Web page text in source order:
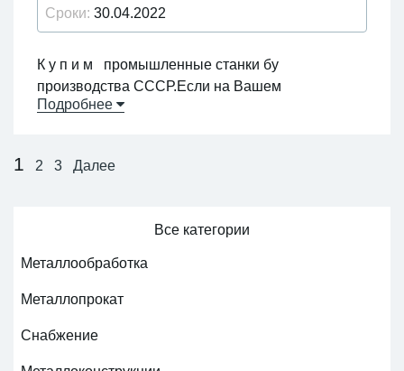
Сроки: 30.04.2022
К у п и м промышленные станки бу
производства СССР.Если на Вашем
предприятии имеется металлообрабатывающее
Подробнее
1 2 3 Далее
Все категории
Металлообработка
Металлопрокат
Снабжение